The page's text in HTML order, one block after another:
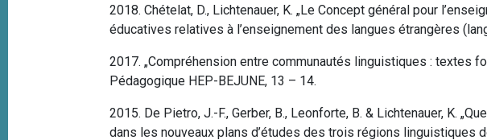
2018. Chételat, D., Lichtenauer, K. „Le Concept général pour
éducatives relatives à l’enseignement des langues étrangères
2017. „Compréhension entre communautés linguistiques : textes
Pédagogique HEP-BEJUNE, 13 – 14.
2015. De Pietro, J.-F., Gerber, B., Leonforte, B. & Lichtenauer, K.
dans les nouveaux plans d’études des trois régions linguistiques